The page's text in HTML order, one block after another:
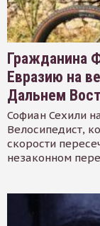
Гражданина
Евразию на
Дальнем
Софиан Сехили
Велосипедист,
скорости
незаконном